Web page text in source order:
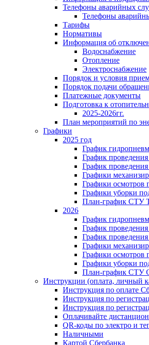
Телефоны аварийных
Телефоны
Тарифы
Нормативы
Информация об
Водоснабжение
Отопление
Электроснабжение
Порядок и условия
Порядок подачи
Платежные документы
Подготовка к
2025-2026гг.
План мероприятий по
Графики
2025 год
График
График проведения
График
Графики
Графики осмотров
Графики уборки
План-график
2026
График
График проведения
График
Графики
Графики осмотров
Графики уборки
План-график
Инструкции (оплата, личный
Инструкция по оплате
Инструкция по
Инструкция по
Оплачивайте
QR-коды по электро и
Наличными
Картой Сбербанка